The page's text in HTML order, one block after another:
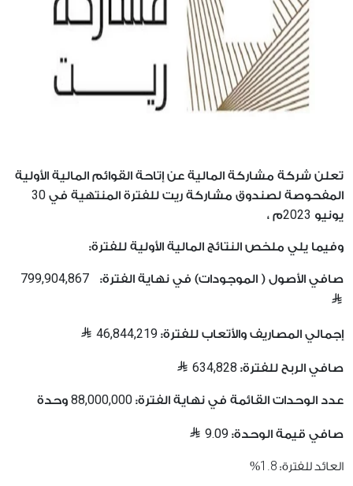
تعلن شركة مشاركة المالية عن إتاحة القوائم المالية الأولية
المفحوصة لصندوق مشاركة ريت للفترة المنتهية في 30
يونيو 2023م ،
وفيما يلي ملخص النتائج المالية الأولية للفترة:
صافي الأصول ( الموجودات) في نهاية الفترة: 799,904,867
إجمالي المصاريف والأتعاب للفترة: 46,844,219
صافي الربح للفترة: 634,828
عدد الوحدات القائمة في نهاية الفترة: 88,000,000 وحدة
صافي قيمة الوحدة: 9.09
العائد للفترة: 1.8
%